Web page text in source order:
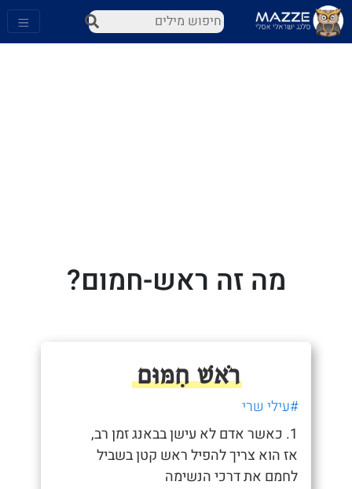
מה זה ראש-חמום?
רֹאשׁ חִמּוּם
#עילי שרי
1. כאשר אדם לא עישן בבאנג זמן רב,
אז הוא צריך להפיל ראש קטן בשביל
לחמם את דרכי הנשימה